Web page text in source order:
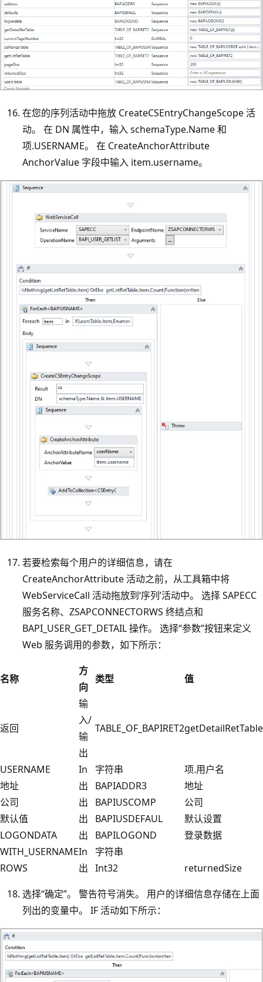
在您的序列活动中拖放 CreateCSEntryChangeScope 活
动。 在 DN 属性中，输入 schemaType.Name 和
项.USERNAME。 在 CreateAnchorAttribute
AnchorValue 字段中输入 item.username。
若要检索每个用户的详细信息，请在
CreateAnchorAttribute 活动之前，从工具箱中将
WebServiceCall 活动拖放到‘序列’活动中。 选择 SAPECC
服务名称、ZSAPCONNECTORWS 终结点和
BAPI_USER_GET_DETAIL 操作。 选择“参数”按钮来定义
Web 服务调用的参数，如下所示：
名称
方
向
类型 值
返回
输
入/
输
出
TABLE_OF_BAPIRET2getDetailRetTable
USERNAME In 字符串
项.用户名
地址
出 BAPIADDR3
地址
公司
出 BAPIUSCOMP
公司
默认值
出 BAPIUSDEFAUL
默认设置
LOGONDATA
出 BAPILOGOND
登录数据
WITH_USERNAMEIn
字符串
ROWS
出 Int32
returnedSize
选择“确定”。 警告符号消失。 用户的详细信息存储在上面
列出的变量中。 IF 活动如下所示：